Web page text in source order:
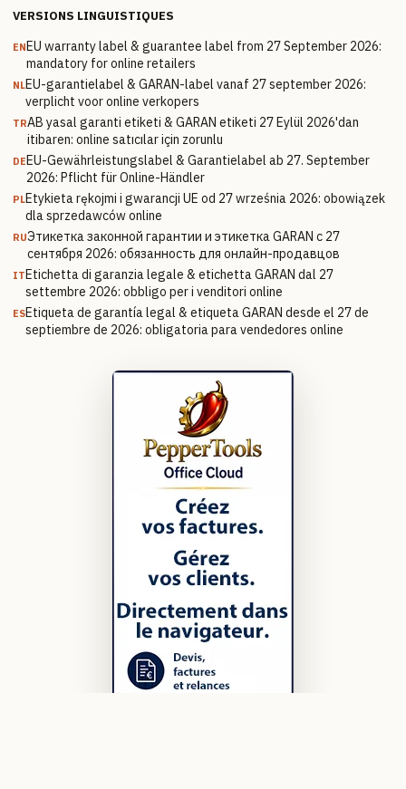
VERSIONS LINGUISTIQUES
ENEU warranty label & guarantee label from 27 September 2026:
mandatory for online retailers
NLEU-garantielabel & GARAN-label vanaf 27 september 2026:
verplicht voor online verkopers
TRAB yasal garanti etiketi & GARAN etiketi 27 Eylül 2026'dan
itibaren: online satıcılar için zorunlu
DEEU-Gewährleistungslabel & Garantielabel ab 27. September
2026: Pflicht für Online-Händler
PLEtykieta rękojmi i gwarancji UE od 27 września 2026: obowiązek
dla sprzedawców online
RUЭтикетка законной гарантии и этикетка GARAN с 27
сентября 2026: обязанность для онлайн-продавцов
ITEtichetta di garanzia legale & etichetta GARAN dal 27
settembre 2026: obbligo per i venditori online
ESEtiqueta de garantía legal & etiqueta GARAN desde el 27 de
septiembre de 2026: obligatoria para vendedores online